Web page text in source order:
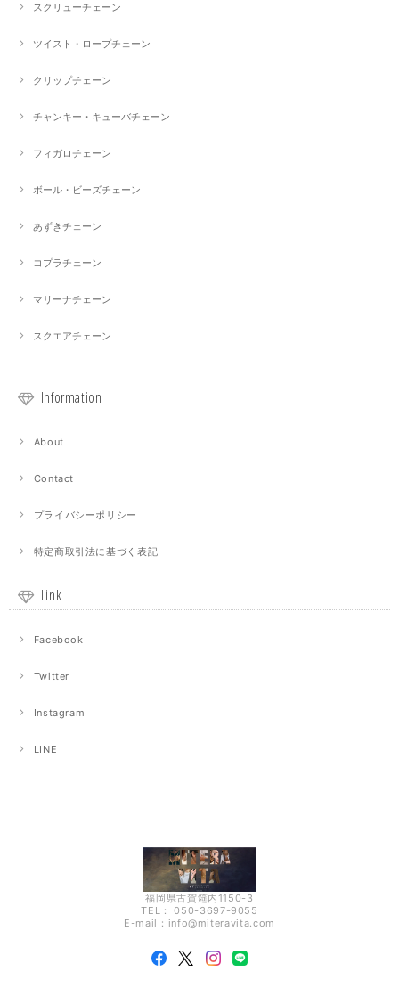
スクリューチェーン
ツイスト・ロープチェーン
クリップチェーン
チャンキー・キューバチェーン
フィガロチェーン
ボール・ビーズチェーン
あずきチェーン
コプラチェーン
マリーナチェーン
スクエアチェーン
Information
About
Contact
プライバシーポリシー
特定商取引法に基づく表記
Link
Facebook
Twitter
Instagram
LINE
福岡県古賀筵内1150-3
TEL： 050-3697-9055
E-mail： info@miteravita.com